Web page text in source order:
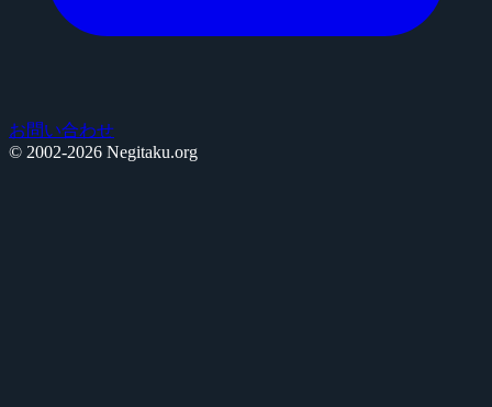
お問い合わせ
© 2002-2026 Negitaku.org